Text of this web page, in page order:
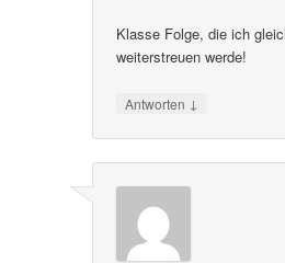
Klasse Folge, die ich
weiterstreuen werde!
Antworten ↓